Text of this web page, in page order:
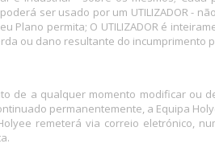
poderá ser usado por um UTILIZADOR
Plano permita; O UTILIZADOR é
ou dano resultante do incumprimento
de a qualquer momento modificar ou
permanentemente, a Equipa
remeterá via correio eletrónico,